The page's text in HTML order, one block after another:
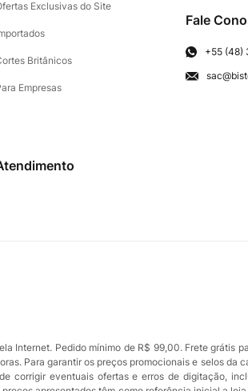
Exclusivas do Site
Britânicos
Empresas
Fale
+55 (48)
Internet. Pedido mínimo de R$ 99,00. Frete grátis
Para garantir os preços promocionais e selos
corrigir eventuais ofertas e erros de digitação,